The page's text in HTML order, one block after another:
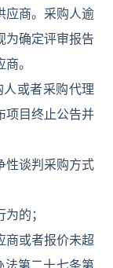
应商。采购人逾
为确定评审报告
。
或者采购代理
项目终止公告并
性谈判采购方式
的；
商或者报价未超
法第二十七条第